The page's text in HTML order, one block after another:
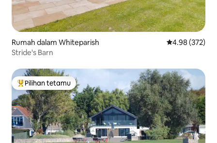
Rumah dalam Whiteparish Penarafan
4.98 (372)
Stride's Barn
Pilihan utama tetamu
Pilihan tetamu